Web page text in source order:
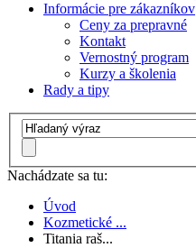
Informácie pre zákazníkov
Ceny za prepravné
Kontakt
Vernostný program
Kurzy a školenia
Rady a tipy
Nachádzate sa tu:
Úvod
Kozmetické ...
Titania raš...